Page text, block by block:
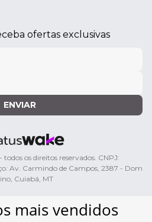
ofertas exclusivas
ENVIAR
os direitos reservados. CNPJ:
Av. Carmindo de Campos, 2387 - Dom
Cuiabá, MT